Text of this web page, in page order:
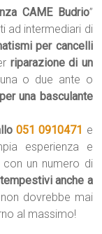
CAME Budrio”
ad intermediari di
per cancelli
riparazione di un
o due ante o
una basculante
051 0910471 e
esperienza e
con un numero di
anche a
dovrebbe mai
al massimo!